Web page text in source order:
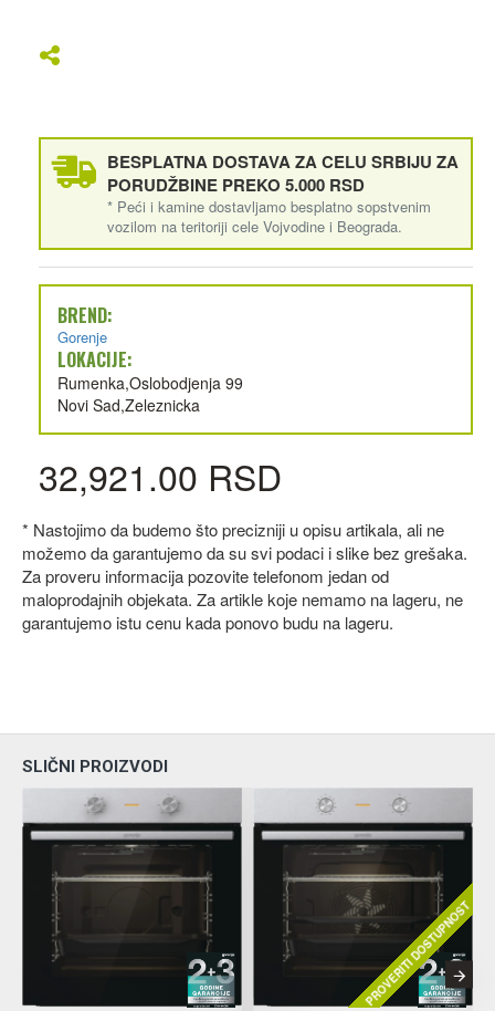
BESPLATNA DOSTAVA ZA CELU SRBIJU ZA
PORUDŽBINE PREKO 5.000 RSD
* Peći i kamine dostavljamo besplatno sopstvenim
vozilom na teritoriji cele Vojvodine i Beograda.
BREND:
Gorenje
LOKACIJE:
Rumenka,Oslobodjenja 99
Novi Sad,Zeleznicka
32,921.00 RSD
* Nastojimo da budemo što precizniji u opisu artikala, ali ne
možemo da garantujemo da su svi podaci i slike bez grešaka.
Za proveru informacija pozovite telefonom jedan od
maloprodajnih objekata. Za artikle koje nemamo na lageru, ne
garantujemo istu cenu kada ponovo budu na lageru.
SLIČNI PROIZVODI
PROVERITI DOSTUPNOST